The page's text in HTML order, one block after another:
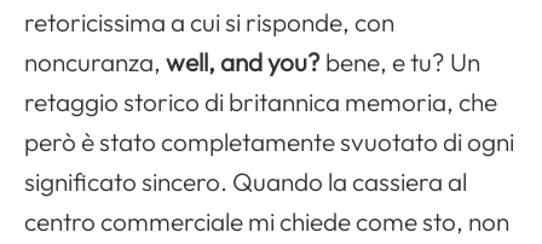
retoricissima a cui si risponde, con
noncuranza, well, and you?bene, e tu? Un
retaggio storico di britannica memoria, che
però è stato completamente svuotato di ogni
significato sincero. Quando la cassiera al
centro commerciale mi chiede come sto, non